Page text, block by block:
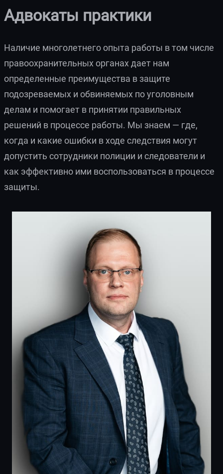
Адвокаты практики
Наличие многолетнего опыта работы в том числе
правоохранительных органах дает нам
определенные преимущества в защите
подозреваемых и обвиняемых по уголовным
делам и помогает в принятии правильных
решений в процессе работы. Мы знаем — где,
когда и какие ошибки в ходе следствия могут
допустить сотрудники полиции и следователи и
как эффективно ими воспользоваться в процессе
защиты.